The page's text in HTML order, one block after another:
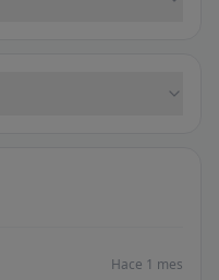
Hace 1 mes